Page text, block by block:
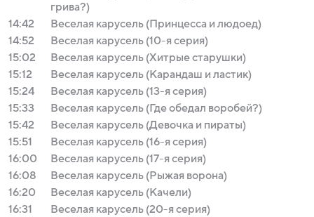
грива?)
14:42
Веселая карусель (Принцесса и людоед)
14:52
Веселая карусель (10-я серия)
15:02
Веселая карусель (Хитрые старушки)
15:12
Веселая карусель (Карандаш и ластик)
15:24
Веселая карусель (13-я серия)
15:33
Веселая карусель (Где обедал воробей?)
15:42
Веселая карусель (Девочка и пираты)
15:51
Веселая карусель (16-я серия)
16:00
Веселая карусель (17-я серия)
16:08
Веселая карусель (Рыжая ворона)
16:20
Веселая карусель (Качели)
16:31
Веселая карусель (20-я серия)